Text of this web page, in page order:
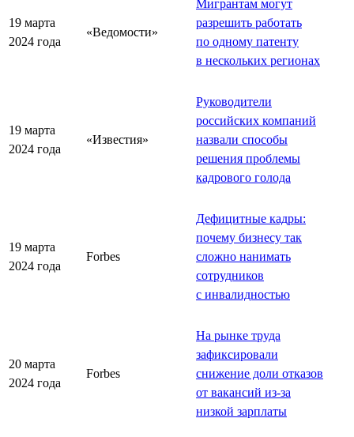
19 марта
2024 года
«Ведомости»
Мигрантам могут
разрешить работать
по одному патенту
в нескольких регионах
19 марта
2024 года
«Известия»
Руководители
российских компаний
назвали способы
решения проблемы
кадрового голода
19 марта
2024 года
Forbes
Дефицитные кадры:
почему бизнесу так
сложно нанимать
сотрудников
с инвалидностью
20 марта
2024 года
Forbes
На рынке труда
зафиксировали
снижение доли отказов
от вакансий из-за
низкой зарплаты